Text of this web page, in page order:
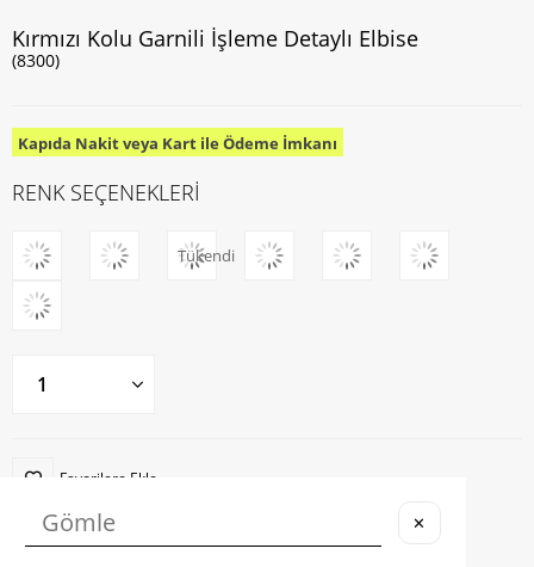
Kırmızı Kolu Garnili İşleme Detaylı Elbise
(8300)
Kapıda Nakit veya Kart ile Ödeme İmkanı
RENK SEÇENEKLERİ
Tükendi
Favorilere Ekle
Karşılaştır ✕